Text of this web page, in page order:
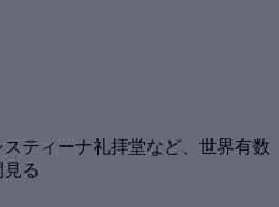
ティーナ礼拝堂など、世界有数
る